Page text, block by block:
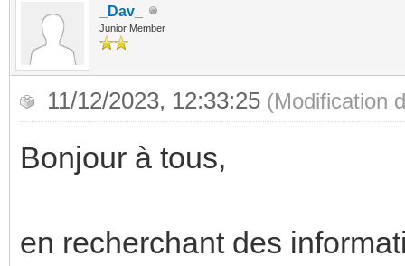
_Dav_
Junior Member
11/12/2023, 12:33:25 (Modification
Bonjour à tous,
en recherchant des